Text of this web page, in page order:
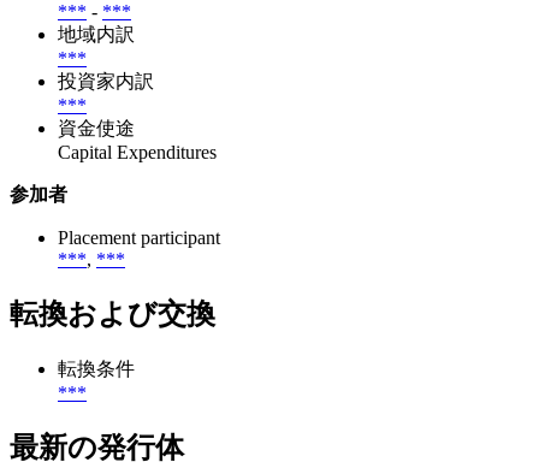
*** - ***
地域内訳
***
投資家内訳
***
資金使途
Capital Expenditures
参加者
Placement participant
***, ***
転換および交換
転換条件
***
最新の発行体